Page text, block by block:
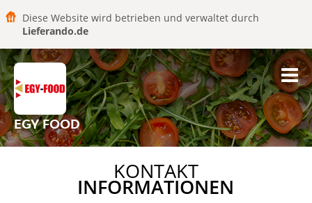
Diese Website wird betrieben und verwaltet durch
Lieferando.de
EGY FOOD
KONTAKT
INFORMATIONEN